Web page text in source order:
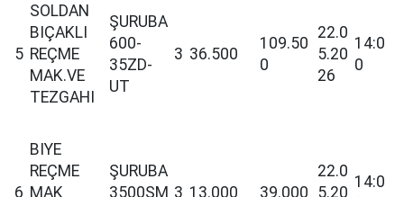
5
SOLDAN
BIÇAKLI
REÇME
MAK.VE
TEZGAHI
ŞURUBA
600-
35ZD-
UT
3 36.500
109.50
0
22.0
5.20
26
14:0
0
6
BIYE
REÇME
MAK
ŞURUBA
3500SM 3 13.000 39.000
22.0
5.20
14:0